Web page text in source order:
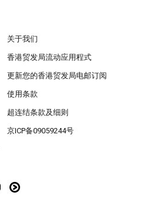
关于我们
香港贸发局流动应用程式
更新您的香港贸发局电邮订阅
使用条款
超连结条款及细则
京ICP备09059244号